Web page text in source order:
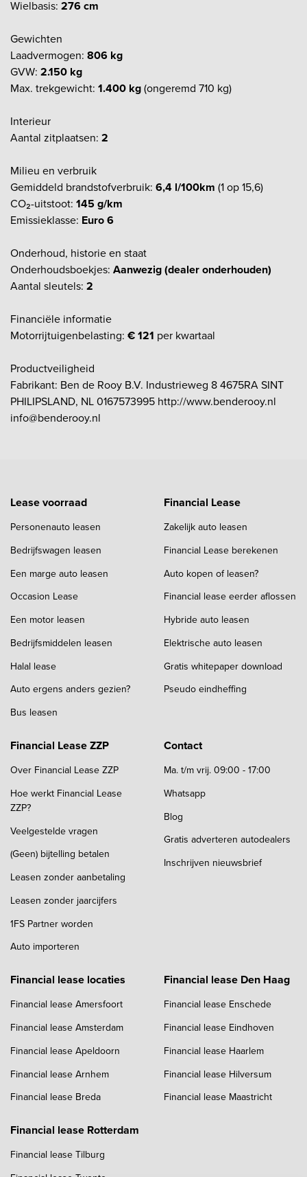
Wielbasis: 276 cm
Gewichten
Laadvermogen: 806 kg
GVW: 2.150 kg
Max. trekgewicht: 1.400 kg(ongeremd 710 kg)
Interieur
Aantal zitplaatsen: 2
Milieu en verbruik
Gemiddeld brandstofverbruik: 6,4 l/100km (1 op 15,6)
CO₂-uitstoot: 145 g/km
Emissieklasse: Euro 6
Onderhoud, historie en staat
Onderhoudsboekjes: Aanwezig (dealer onderhouden)
Aantal sleutels: 2
Financiële informatie
Motorrijtuigenbelasting: € 121 per kwartaal
Productveiligheid
Fabrikant: Ben de Rooy B.V. Industrieweg 8 4675RA SINT
PHILIPSLAND, NL 0167573995 http://www.benderooy.nl
info@benderooy.nl
Lease voorraad
Personenauto leasen
Bedrijfswagen leasen
Een marge auto leasen
Occasion Lease
Een motor leasen
Bedrijfsmiddelen leasen
Halal lease
Auto ergens anders gezien?
Bus leasen
Financial Lease
Zakelijk auto leasen
Financial Lease berekenen
Auto kopen of leasen?
Financial lease eerder aflossen
Hybride auto leasen
Elektrische auto leasen
Gratis whitepaper download
Pseudo eindheffing
Financial Lease ZZP
Over Financial Lease ZZP
Hoe werkt Financial Lease
ZZP?
Veelgestelde vragen
(Geen) bijtelling betalen
Leasen zonder aanbetaling
Leasen zonder jaarcijfers
1FS Partner worden
Auto importeren
Contact
Ma. t/m vrij. 09:00 - 17:00
Whatsapp
Blog
Gratis adverteren autodealers
Inschrijven nieuwsbrief
Financial lease locaties
Financial lease Amersfoort
Financial lease Amsterdam
Financial lease Apeldoorn
Financial lease Arnhem
Financial lease Breda
Financial lease Den Haag
Financial lease Enschede
Financial lease Eindhoven
Financial lease Haarlem
Financial lease Hilversum
Financial lease Maastricht
Financial lease Rotterdam
Financial lease Tilburg